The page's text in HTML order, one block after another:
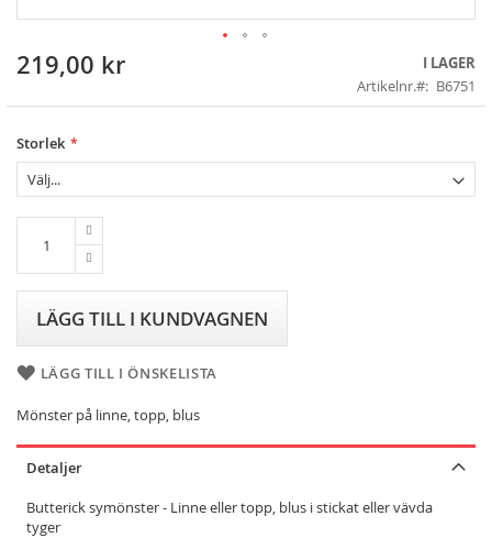
Skip
the
of
the
images
gallery
219,00 kr
I LAGER
Artikelnr.
B6751
Storlek
LÄGG TILL I KUNDVAGNEN
LÄGG TILL I ÖNSKELISTA
Mönster på linne, topp, blus
Detaljer
Butterick symönster - Linne eller topp, blus i stickat eller vävda
tyger